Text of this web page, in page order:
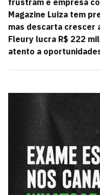
frustram e empresa
Magazine Luiza tem
mas descarta crescer
Fleury lucra R$ 222
atento a